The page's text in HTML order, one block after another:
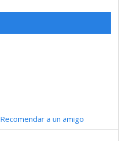
Recomendar a un amigo